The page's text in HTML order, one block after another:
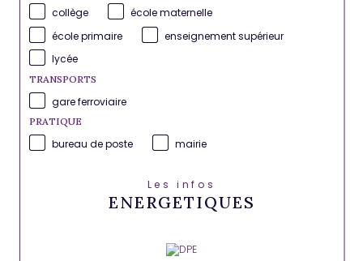
collège
école maternelle
école primaire
enseignement supérieur
lycée
TRANSPORTS
gare ferroviaire
PRATIQUE
bureau de poste mairie
Les infos
ENERGETIQUES